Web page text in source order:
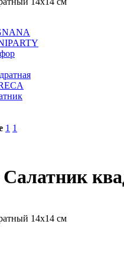
1 1
14х14 см